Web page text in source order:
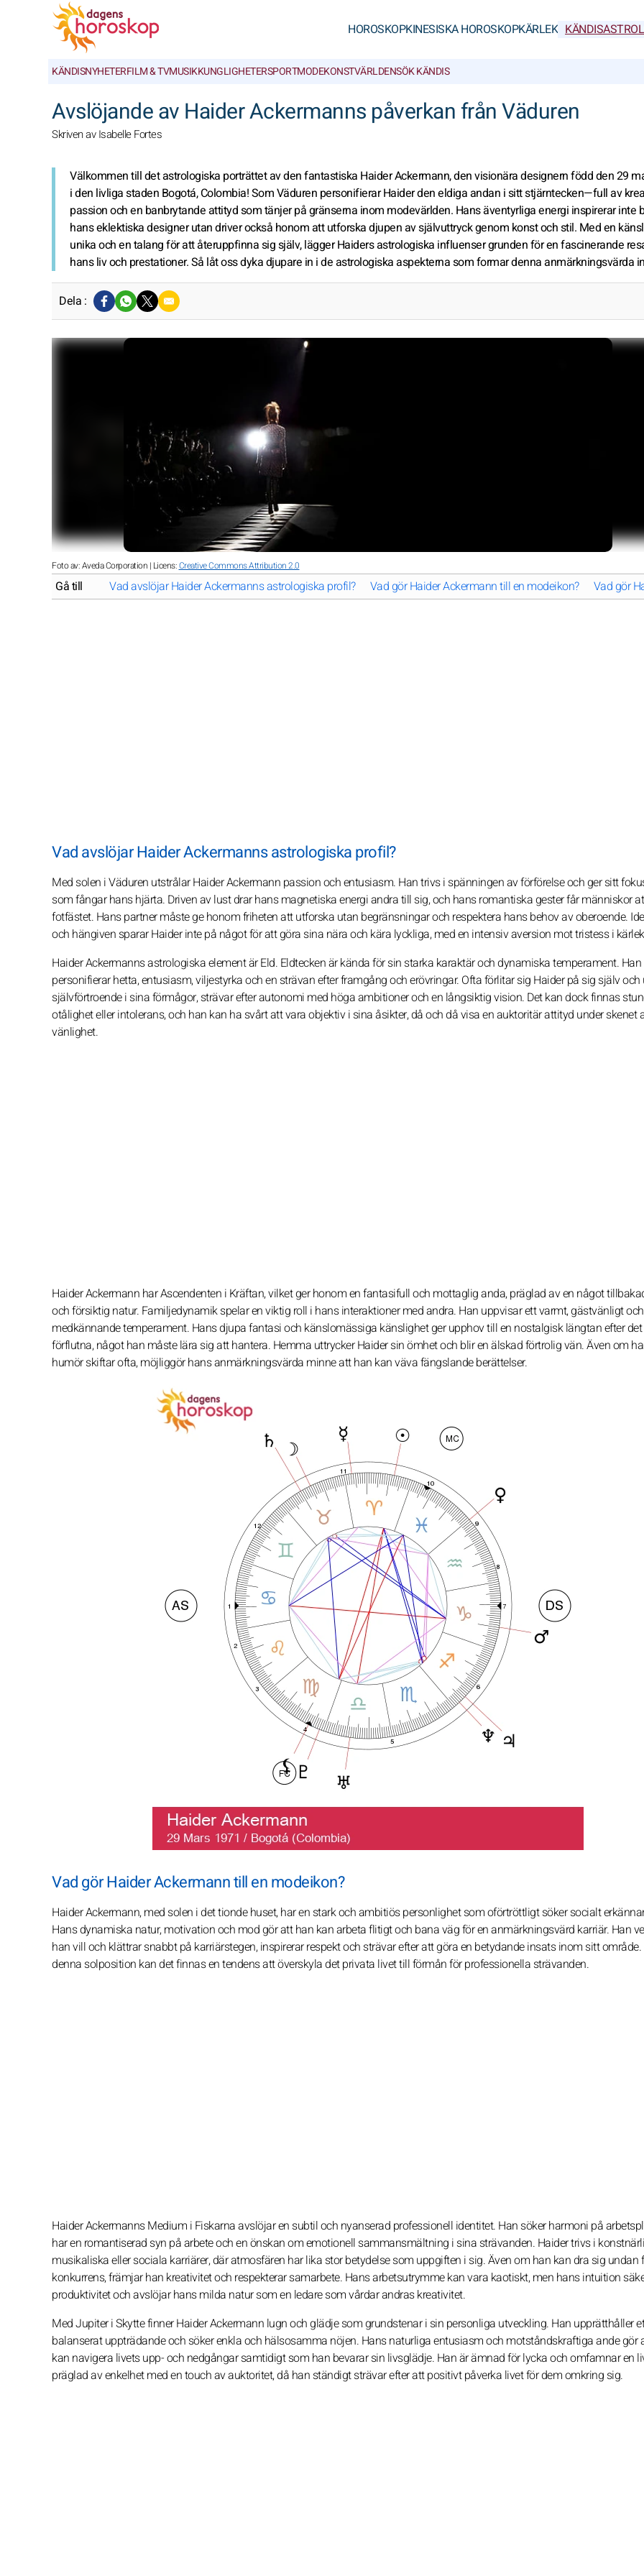
HOROSKOPKINESISKA HOROSKOPKÄRLEK
KÄNDISNYHETERFILM & TVMUSIKKUNGLIGHETERSPORTMODEKONSTVÄRLDENSÖK KÄNDIS
Avslöjande av Haider Ackermanns påverkan från Väduren
Skriven av Isabelle Fortes
Välkommen till det astrologiska porträttet av den fantastiska Haider Ackermann, den visionära designern född den 29
i den livliga staden Bogotá, Colombia! Som Väduren personifierar Haider den eldiga andan i sitt stjärntecken—full av
passion och en banbrytande attityd som tänjer på gränserna inom modevärlden. Hans äventyrliga energi inspirerar inte
hans eklektiska designer utan driver också honom att utforska djupen av självuttryck genom konst och stil. Med en
unika och en talang för att återuppfinna sig själv, lägger Haiders astrologiska influenser grunden för en fascinerande
hans liv och prestationer. Så låt oss dyka djupare in i de astrologiska aspekterna som formar denna anmärkningsvärda
Dela :
Foto av: Aveda Corporation | Licens:Creative Commons Attribution 2.0
Gå till Vad avslöjar Haider Ackermanns astrologiska profil? Vad gör Haider Ackermann till en modeikon? Vad gör
Vad avslöjar Haider Ackermanns astrologiska profil?
Med solen i Väduren utstrålar Haider Ackermann passion och entusiasm. Han trivs i spänningen av förförelse och ger sitt
som fångar hans hjärta. Driven av lust drar hans magnetiska energi andra till sig, och hans romantiska gester får människor
fotfästet. Hans partner måste ge honom friheten att utforska utan begränsningar och respektera hans behov av oberoende.
och hängiven sparar Haider inte på något för att göra sina nära och kära lyckliga, med en intensiv aversion mot tristess i
Haider Ackermanns astrologiska element är Eld. Eldtecken är kända för sin starka karaktär och dynamiska temperament. Han
personifierar hetta, entusiasm, viljestyrka och en strävan efter framgång och erövringar. Ofta förlitar sig Haider på sig själv
självförtroende i sina förmågor, strävar efter autonomi med höga ambitioner och en långsiktig vision. Det kan dock finnas
otålighet eller intolerans, och han kan ha svårt att vara objektiv i sina åsikter, då och då visa en auktoritär attityd under skenet
vänlighet.
Haider Ackermann har Ascendenten i Kräftan, vilket ger honom en fantasifull och mottaglig anda, präglad av en något
och försiktig natur. Familjedynamik spelar en viktig roll i hans interaktioner med andra. Han uppvisar ett varmt, gästvänligt och
medkännande temperament. Hans djupa fantasi och känslomässiga känslighet ger upphov till en nostalgisk längtan efter det
förflutna, något han måste lära sig att hantera. Hemma uttrycker Haider sin ömhet och blir en älskad förtrolig vän. Även om
humör skiftar ofta, möjliggör hans anmärkningsvärda minne att han kan väva fängslande berättelser.
Vad gör Haider Ackermann till en modeikon?
Haider Ackermann, med solen i det tionde huset, har en stark och ambitiös personlighet som oförtröttligt söker socialt
Hans dynamiska natur, motivation och mod gör att han kan arbeta flitigt och bana väg för en anmärkningsvärd karriär. Han
han vill och klättrar snabbt på karriärstegen, inspirerar respekt och strävar efter att göra en betydande insats inom sitt
denna solposition kan det finnas en tendens att överskyla det privata livet till förmån för professionella strävanden.
Haider Ackermanns Medium i Fiskarna avslöjar en subtil och nyanserad professionell identitet. Han söker harmoni på
har en romantiserad syn på arbete och en önskan om emotionell sammansmältning i sina strävanden. Haider trivs i
musikaliska eller sociala karriärer, där atmosfären har lika stor betydelse som uppgiften i sig. Även om han kan dra sig undan
konkurrens, främjar han kreativitet och respekterar samarbete. Hans arbetsutrymme kan vara kaotiskt, men hans intuition
produktivitet och avslöjar hans milda natur som en ledare som vårdar andras kreativitet.
Med Jupiter i Skytte finner Haider Ackermann lugn och glädje som grundstenar i sin personliga utveckling. Han upprätthåller
balanserat uppträdande och söker enkla och hälsosamma nöjen. Hans naturliga entusiasm och motståndskraftiga ande gör
kan navigera livets upp- och nedgångar samtidigt som han bevarar sin livsglädje. Han är ämnad för lycka och omfamnar en
präglad av enkelhet med en touch av auktoritet, då han ständigt strävar efter att positivt påverka livet för dem omkring sig.